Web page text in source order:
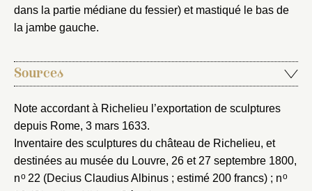
dans la partie médiane du fessier) et mastiqué le bas de
la jambe gauche.
Sources
Note accordant à Richelieu l’exportation de sculptures
depuis Rome, 3 mars 1633.
Inventaire des sculptures du château de Richelieu, et
destinées au musée du Louvre, 26 et 27 septembre 1800,
no22 (Decius Claudius Albinus ; estimé 200 francs) ; no